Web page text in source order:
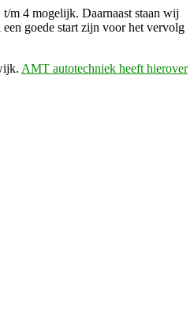
m 4 mogelijk. Daarnaast staan wij
goede start zijn voor het vervolg
AMT autotechniek heeft hierover